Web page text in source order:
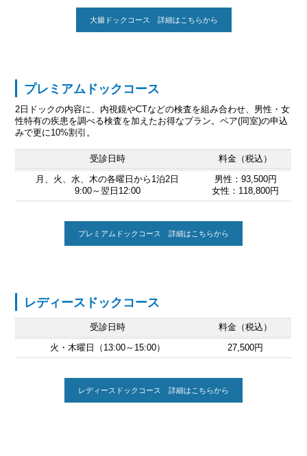
大腸ドックコース 詳細はこちらから
プレミアムドックコース
2日ドックの内容に、内視鏡やCTなどの検査を組み合わせ、男性・女
性特有の疾患を調べる検査を加えたお得なプラン。ペア(同室)の申込
みで更に10%割引。
受診日時 料金（税込）
月、火、水、木の各曜日から1泊2日
9:00～翌日12:00
男性：93,500円
女性：118,800円
プレミアムドックコース 詳細はこちらから
レディースドックコース
受診日時 料金（税込）
火・木曜日（13:00～15:00） 27,500円
レディースドックコース 詳細はこちらから